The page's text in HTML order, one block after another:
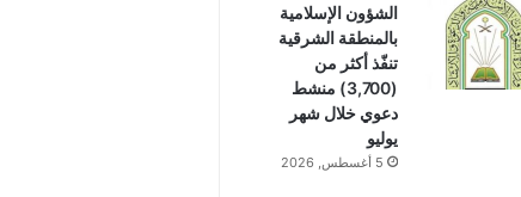
الشؤون الإسلامية
بالمنطقة الشرقية
تنفّذ أكثر من
(3,700) منشط
دعوي خلال شهر
يوليو
5 أغسطس, 2026